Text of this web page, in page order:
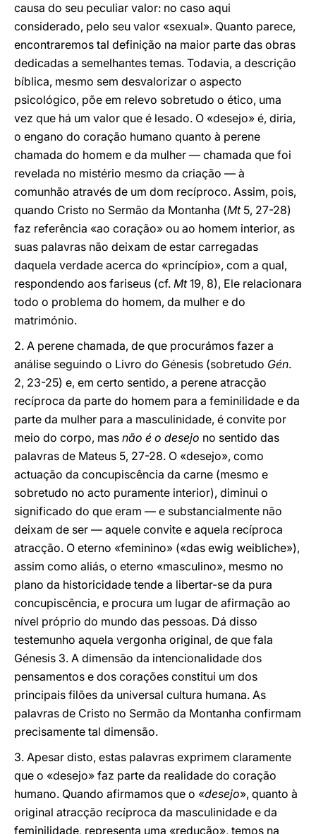
causa do seu peculiar valor: no caso aqui
considerado, pelo seu valor «sexual». Quanto parece,
encontraremos tal definição na maior parte das obras
dedicadas a semelhantes temas. Todavia, a descrição
bíblica, mesmo sem desvalorizar o aspecto
psicológico, põe em relevo sobretudo o ético, uma
vez que há um valor que é lesado. O «desejo» é, diria,
o engano do coração humano quanto à perene
chamada do homem e da mulher — chamada que foi
revelada no mistério mesmo da criação — à
comunhão através de um dom recíproco. Assim, pois,
quando Cristo no Sermão da Montanha (Mt5, 27-28)
faz referência «ao coração» ou ao homem interior, as
suas palavras não deixam de estar carregadas
daquela verdade acerca do «princípio», com a qual,
respondendo aos fariseus (cf. Mt19, 8), Ele relacionara
todo o problema do homem, da mulher e do
matrimónio.
2. A perene chamada, de que procurámos fazer a
análise seguindo o Livro do Génesis (sobretudo Gén.
2, 23-25) e, em certo sentido, a perene atracção
recíproca da parte do homem para a feminilidade e da
parte da mulher para a masculinidade, é convite por
meio do corpo, mas não é o desejo no sentido das
palavras de Mateus 5, 27-28. O «desejo», como
actuação da concupiscência da carne (mesmo e
sobretudo no acto puramente interior), diminui o
significado do que eram — e substancialmente não
deixam de ser — aquele convite e aquela recíproca
atracção. O eterno «feminino» («das ewig weibliche»),
assim como aliás, o eterno «masculino», mesmo no
plano da historicidade tende a libertar-se da pura
concupiscência, e procura um lugar de afirmação ao
nível próprio do mundo das pessoas. Dá disso
testemunho aquela vergonha original, de que fala
Génesis 3. A dimensão da intencionalidade dos
pensamentos e dos corações constitui um dos
principais filões da universal cultura humana. As
palavras de Cristo no Sermão da Montanha confirmam
precisamente tal dimensão.
3. Apesar disto, estas palavras exprimem claramente
que o «desejo» faz parte da realidade do coração
humano. Quando afirmamos que o «desejo», quanto à
original atracção recíproca da masculinidade e da
feminilidade, representa uma «redução», temos na